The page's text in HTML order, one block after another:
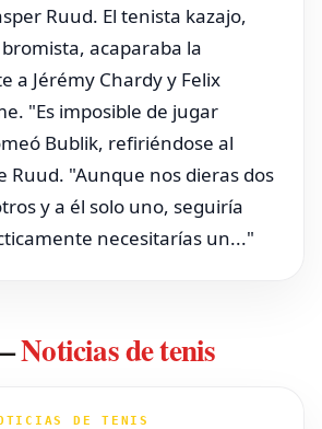
Ruud. El tenista kazajo,
acaparaba la
a Jérémy Chardy y Felix
"Es imposible de jugar
Bublik, refiriéndose al
Ruud. "Aunque nos dieras dos
y a él solo uno, seguiría
necesitarías un..."
Noticias de tenis
DE TENIS